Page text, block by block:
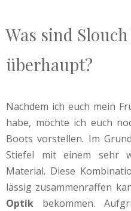
Was sind
überhaupt?
Nachdem ich euch mein
habe, möchte ich euch
Boots vorstellen. Im
Stiefel mit einem sehr
Material. Diese
lässig zusammenraffen
Optik bekommen.